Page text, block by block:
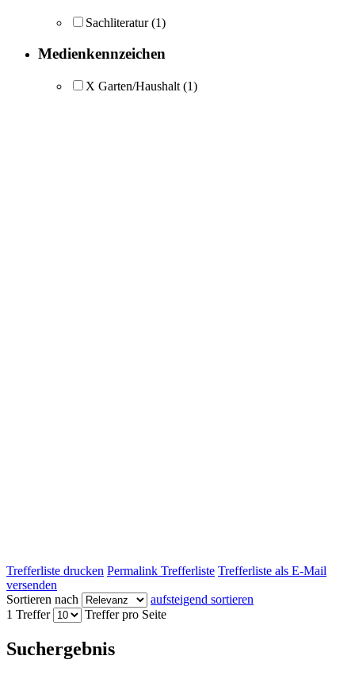
Sachliteratur (1)
Medienkennzeichen
X Garten/Haushalt (1)
Trefferliste drucken Permalink Trefferliste Trefferliste als E-Mail
versenden
Sortieren nach
aufsteigend sortieren
1 Treffer
Treffer pro Seite
Suchergebnis